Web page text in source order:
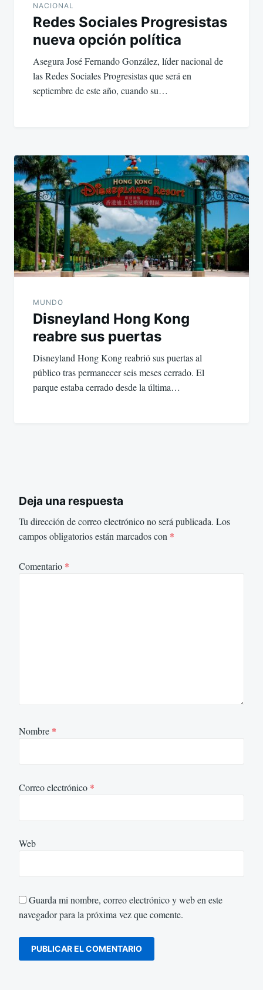
NACIONAL
Redes Sociales Progresistas
nueva opción política
Asegura José Fernando González, líder nacional de
las Redes Sociales Progresistas que será en
septiembre de este año, cuando su…
MUNDO
Disneyland Hong Kong
reabre sus puertas
Disneyland Hong Kong reabrió sus puertas al
público tras permanecer seis meses cerrado. El
parque estaba cerrado desde la última…
Deja una respuesta
Tu dirección de correo electrónico no será publicada. Los
campos obligatorios están marcados con *
Comentario *
Nombre *
Correo electrónico *
Web
Guarda mi nombre, correo electrónico y web en este
navegador para la próxima vez que comente.